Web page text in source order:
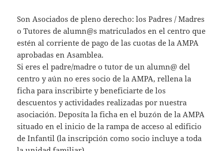
Son Asociados de pleno derecho: los Padres / Madres
o Tutores de alumn@s matriculados en el centro que
estén al corriente de pago de las cuotas de la AMPA
aprobadas en Asamblea.
Si eres el padre/madre o tutor de un alumn@ del
centro y aún no eres socio de la AMPA, rellena la
ficha para inscribirte y beneficiarte de los
descuentos y actividades realizadas por nuestra
asociación. Deposíta la ficha en el buzón de la AMPA
situado en el inicio de la rampa de acceso al edificio
de Infantil (la inscripción como socio incluye a toda